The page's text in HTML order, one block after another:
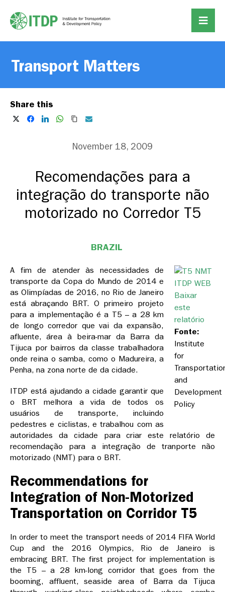
Transport Matters
Share this
November 18, 2009
Recomendações para a
integração do transporte não
motorizado no Corredor T5
BRAZIL
Baixar
este
relatório
Fonte:
Institute
for
and
Development
Policy
A fim de atender às necessidades de
transporte da Copa do Mundo de 2014 e
as Olimpíadas de 2016, no Rio de Janeiro
está abraçando BRT. O primeiro projeto
para a implementação é a T5 – a 28 km
de longo corredor que vai da expansão,
afluente, área à beira-mar da Barra da
Tijuca por bairros da classe trabalhadora
onde reina o samba, como o Madureira, a
Penha, na zona norte de da cidade.
ITDP está ajudando a cidade garantir que
o BRT melhora a vida de todos os
usuários de transporte, incluindo
pedestres e ciclistas, e trabalhou com as
autoridades da cidade para criar este relatório de
recomendação para a integração de tranporte não
motorizado (NMT) para o BRT.
Recommendations for
Integration of Non-Motorized
Transportation on Corridor T5
In order to meet the transport needs of 2014 FIFA World
Cup and the 2016 Olympics, Rio de Janeiro is
embracing BRT. The first project for implementation is
the T5 – a 28 km-long corridor that goes from the
booming, affluent, seaside area of Barra da Tijuca